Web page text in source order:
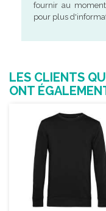
fournir au
pour plus
LES CLIENTS
ONT